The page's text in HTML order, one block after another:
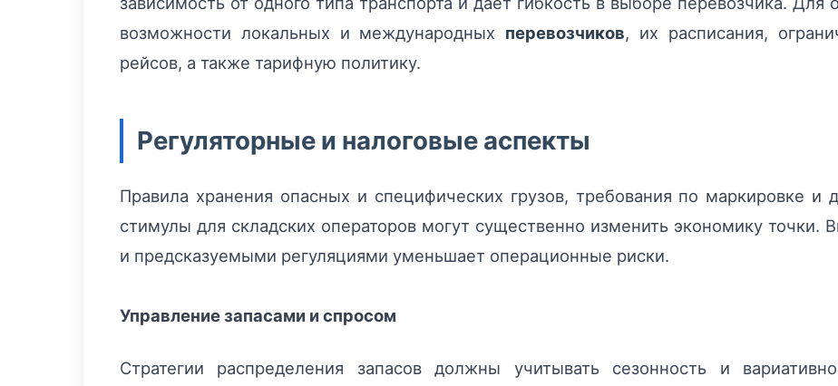
возможности локальных и международных перевозчиков, их расписания,
рейсов, а также тарифную политику.
Регуляторные и налоговые аспекты
Правила хранения опасных и специфических грузов, требования по маркировке и
стимулы для складских операторов могут существенно изменить экономику
и предсказуемыми регуляциями уменьшает операционные риски.
Управление запасами и спросом
Стратегии распределения запасов должны учитывать сезонность и